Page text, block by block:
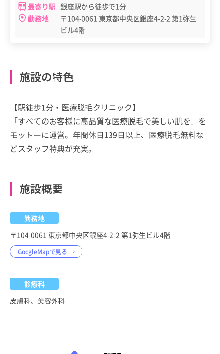
最寄り駅 銀座駅から徒歩で1分
勤務地
〒104-0061 東京都中央区銀座4-2-2 第1弥生
ビル4階
施設の特色
【駅徒歩1分・医療脱毛クリニック】
「すべてのお客様に高品質な医療脱毛で美しい肌を」を
モットーに運営。年間休日139日以上、医療脱毛無料な
どスタッフ特典が充実。
施設概要
勤務地
〒104-0061 東京都中央区銀座4-2-2 第1弥生ビル4階
GoogleMapで見る
診療科
皮膚科、美容外科